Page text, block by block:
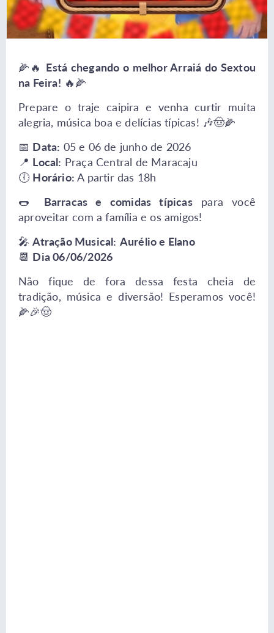
🌽🔥 Está chegando o melhor Arraiá do Sextou
na Feira! 🔥🌽
Prepare o traje caipira e venha curtir muita
alegria, música boa e delícias típicas! 🎶🤠🌽
📅 Data: 05 e 06 de junho de 2026
📍 Local: Praça Central de Maracaju
🕕 Horário: A partir das 18h
🌭 Barracas e comidas típicaspara você
aproveitar com a família e os amigos!
🎤Atração Musical: Aurélio e Elano
📆 Dia 06/06/2026
Não fique de fora dessa festa cheia de
tradição, música e diversão! Esperamos você!
🌽🎉🤠